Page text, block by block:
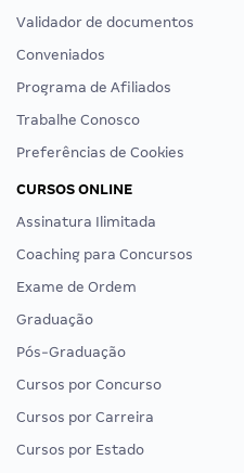
Validador de documentos
Conveniados
Programa de Afiliados
Trabalhe Conosco
Preferências de Cookies
CURSOS ONLINE
Assinatura Ilimitada
Coaching para Concursos
Exame de Ordem
Graduação
Pós-Graduação
Cursos por Concurso
Cursos por Carreira
Cursos por Estado